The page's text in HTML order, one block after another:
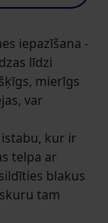
iepazīšana -
līdzi
mierīgs
var
kur ir
telpa ar
blakus
tam